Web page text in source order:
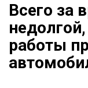
Всего за
работы